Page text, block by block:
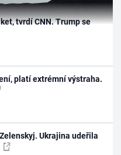
tvrdí CNN. Trump se
platí extrémní výstraha.
Ukrajina udeřila